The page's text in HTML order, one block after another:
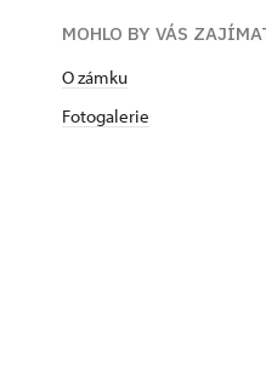
MOHLO BY VÁS
O zámku
Fotogalerie